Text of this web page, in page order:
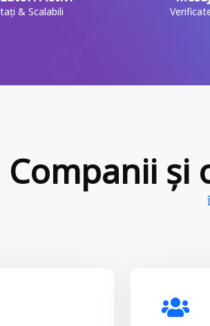
& Scalabili
Companii